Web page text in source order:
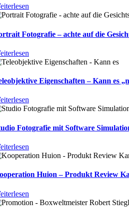
Fotografie – achte auf die
Eigenschaften – Kann es
Fotografie mit Software
Huion – Produkt Review